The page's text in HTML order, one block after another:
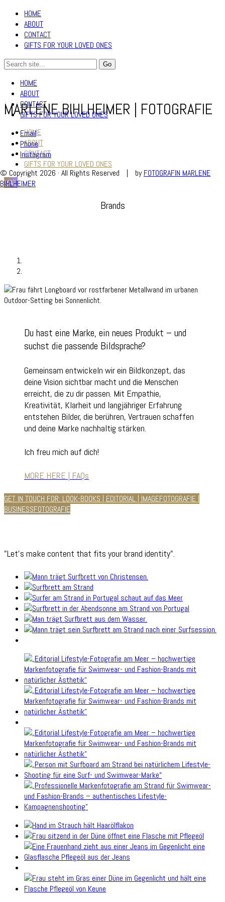
HOME
ABOUT
CONTACT
GIFTS FOR YOUR LOVED ONES
HOME
ABOUT
CONTACT
GIFTS FOR YOUR LOVED ONES
Email
Phone
Instagram
© Copyright 2026 · All Rights Reserved
| byFOTOGRAFIN MARLENE
BIHLHEIMER
MARLENE BIHLHEIMER | FOTOGRAFIE
HOME
ABOUT
CONTACT
GIFTS FOR YOUR LOVED ONES
MAIL
Brands
Du hast eine Marke, ein neues Produkt – und
suchst die passende Bildsprache?
Gemeinsam entwickeln wir ein Bildkonzept, das
deine Vision sichtbar macht und die Menschen
erreicht, die zu dir passen. Mit Empathie,
Kreativität, Klarheit und langjähriger Erfahrung
entstehen Bilder, die berühren, Vertrauen schaffen
und deine Marke nachhaltig stärken.
Ich freu mich auf dich!
MORE HERE | FAQs
GET IN TOUCH FOR: LOOK-BOOKS | EDITORIAL | IMAGEFOTOGRAFIE |
BUSINESSFOTOGRAFIE
"Let's make content that fits your brand identity".